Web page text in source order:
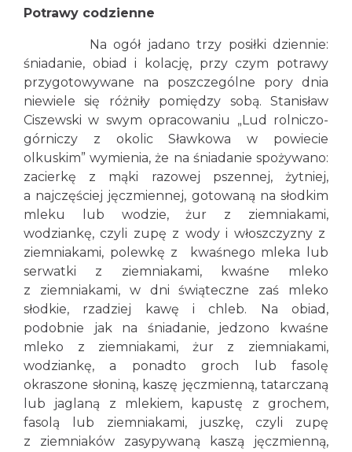
Potrawy codzienne
Na ogół jadano trzy posiłki dziennie:
śniadanie, obiad i kolację, przy czym potrawy
przygotowywane na poszczególne pory dnia
niewiele się różniły pomiędzy sobą. Stanisław
Ciszewski w swym opracowaniu „Lud rolniczo-
górniczy z okolic Sławkowa w powiecie
olkuskim” wymienia, że na śniadanie spożywano:
zacierkę z mąki razowej pszennej, żytniej,
a najczęściej jęczmiennej, gotowaną na słodkim
mleku lub wodzie, żur z ziemniakami,
wodziankę, czyli zupę z wody i włoszczyzny z
ziemniakami, polewkę z kwaśnego mleka lub
serwatki z ziemniakami, kwaśne mleko
z ziemniakami, w dni świąteczne zaś mleko
słodkie, rzadziej kawę i chleb. Na obiad,
podobnie jak na śniadanie, jedzono kwaśne
mleko z ziemniakami, żur z ziemniakami,
wodziankę, a ponadto groch lub fasolę
okraszone słoniną, kaszę jęczmienną, tatarczaną
lub jaglaną z mlekiem, kapustę z grochem,
fasolą lub ziemniakami, juszkę, czyli zupę
z ziemniaków zasypywaną kaszą jęczmienną,